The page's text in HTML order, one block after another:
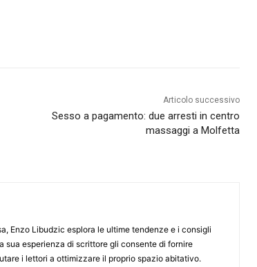
Articolo successivo
Sesso a pagamento: due arresti in centro
massaggi a Molfetta
Enzo Libudzic esplora le ultime tendenze e i consigli
sua esperienza di scrittore gli consente di fornire
i lettori a ottimizzare il proprio spazio abitativo.